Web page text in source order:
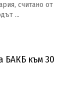
считано от
...
към 30